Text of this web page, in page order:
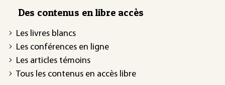
Des contenus en libre accès
Les livres blancs
Les conférences en ligne
Les articles témoins
Tous les contenus en accès libre